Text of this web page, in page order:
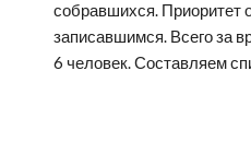
собравшихся. Приоритет
записавшимся. Всего за
6 человек. Составляем